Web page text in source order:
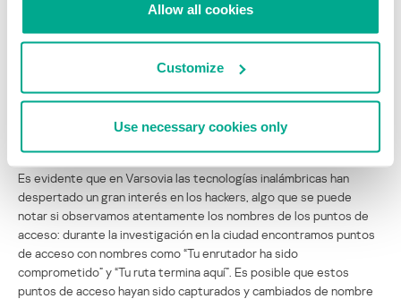
Allow all cookies
Customize
Use necessary cookies only
demuestran que junto a mí había otras personas que escaneaban
tratando de conectarse gratis a Internet a cuenta de otros
usuarios o hackers que trataban de encontrar redes indefensas,
la ciudad sólo dos días y analicé las redes inalámbricas por pocas
horas, pero incluso en este corto tiempo encontré delincuentes
Es evidente que en Varsovia las tecnologías inalámbricas han
despertado un gran interés en los hackers, algo que se puede
notar si observamos atentamente los nombres de los puntos de
acceso: durante la investigación en la ciudad encontramos puntos
de acceso con nombres como “Tu enrutador ha sido
comprometido” y “Tu ruta termina aquí”. Es posible que estos
puntos de acceso hayan sido capturados y cambiados de nombre